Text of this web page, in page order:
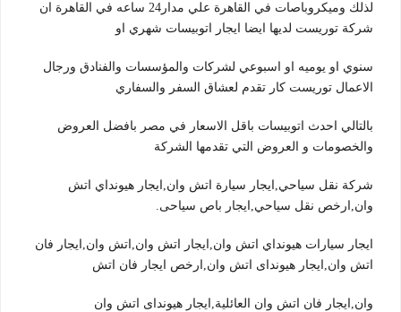
لذلك وميكروباصات في القاهرة علي مدار24 ساعه في القاهرة ان
شركة توريست لديها ايضا ايجار اتوبيسات شهري او
سنوي او يوميه او اسبوعي لشركات والمؤسسات والفنادق ورجال
الاعمال توريست كار تقدم لعشاق السفر والسفاري
بالتالي احدث اتوبيسات باقل الاسعار في مصر بافضل العروض
والخصومات و العروض التي تقدمها الشركة
شركة نقل سياحي,ايجار سيارة اتش وان,ايجار هيونداي اتش
وان,ارخص نقل سياحي,ايجار باص سياحى.
ايجار سيارات هيونداي اتش وان,ايجار اتش وان,اتش وان,ايجار فان
اتش وان,ايجار هيونداى اتش وان,ارخص ايجار فان اتش
وان,ايجار فان اتش وان العائلية,ايجار هيونداى اتش وان